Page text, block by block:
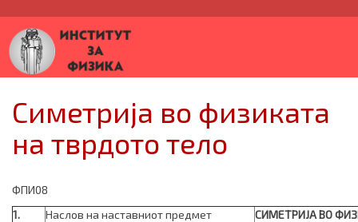
Симетрија во физиката
на тврдото тело
ФПИ08
1.
Наслов на нaставниот предмет
СИМЕТРИЈА ВО